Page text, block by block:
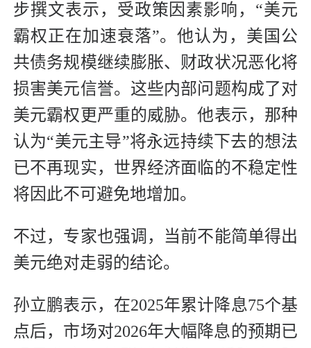
步撰文表示，受政策因素影响，“美元
霸权正在加速衰落”。他认为，美国公
共债务规模继续膨胀、财政状况恶化将
损害美元信誉。这些内部问题构成了对
美元霸权更严重的威胁。他表示，那种
认为“美元主导”将永远持续下去的想法
已不再现实，世界经济面临的不稳定性
将因此不可避免地增加。
不过，专家也强调，当前不能简单得出
美元绝对走弱的结论。
孙立鹏表示，在2025年累计降息75个基
点后，市场对2026年大幅降息的预期已